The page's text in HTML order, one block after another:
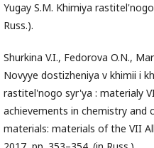
Yugay S.M. Khimiya
Russ.).
Shurkina V.I., Fedorova O.N.,
Novyye dostizheniya v khimii i
rastitel'nogo syr'ya : materialy
achievements in chemistry and
materials: materials of the VII